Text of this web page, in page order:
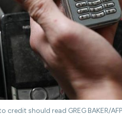
credit should read GREG BAKER/